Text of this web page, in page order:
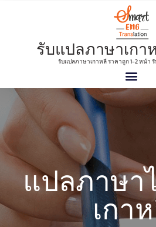
รับแปลภาษาเกา
รับแปลภาษาเกาหลี ราคาถูก 1-2 หน้า
แปลภาษา
เกา